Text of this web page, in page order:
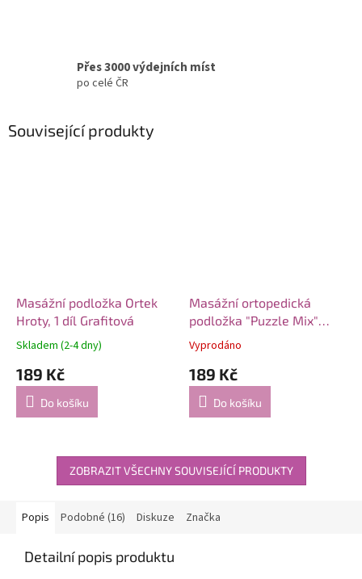
Přes 3000 výdejních míst
po celé ČR
Související produkty
Masážní podložka Ortek
Hroty, 1 díl Grafitová
Skladem (2-4 dny)
189 Kč
Do košíku
Masážní ortopedická
podložka "Puzzle Mix"
Trny 1 modul
Vyprodáno
189 Kč
Do košíku
ZOBRAZIT VŠECHNY SOUVISEJÍCÍ PRODUKTY
Popis Podobné (16) Diskuze Značka
Detailní popis produktu